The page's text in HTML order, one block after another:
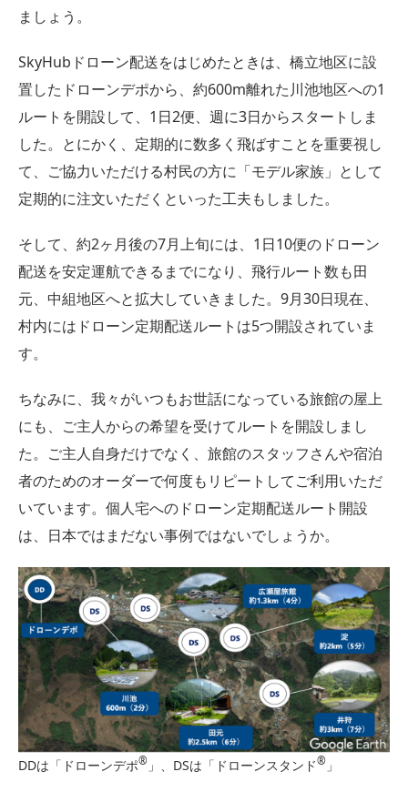
ましょう。
SkyHubドローン配送をはじめたときは、橋立地区に設
置したドローンデポから、約600m離れた川池地区への1
ルートを開設して、1日2便、週に3日からスタートしま
した。とにかく、定期的に数多く飛ばすことを重要視し
て、ご協力いただける村民の方に「モデル家族」として
定期的に注文いただくといった工夫もしました。
そして、約2ヶ月後の7月上旬には、1日10便のドローン
配送を安定運航できるまでになり、飛行ルート数も田
元、中組地区へと拡大していきました。9月30日現在、
村内にはドローン定期配送ルートは5つ開設されていま
す。
ちなみに、我々がいつもお世話になっている旅館の屋上
にも、ご主人からの希望を受けてルートを開設しまし
た。ご主人自身だけでなく、旅館のスタッフさんや宿泊
者のためのオーダーで何度もリピートしてご利用いただ
いています。個人宅へのドローン定期配送ルート開設
は、日本ではまだない事例ではないでしょうか。
DDは「ドローンデポ®︎ 」、DSは「ドローンスタンド®︎ 」